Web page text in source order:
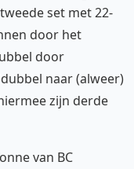
set met 22-
door het
door
naar (alweer)
zijn derde
van BC